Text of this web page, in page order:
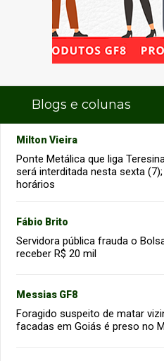
Blogs e colunas
Milton Vieira
Ponte Metálica que liga
será interditada nesta sexta
horários
Fábio Brito
Servidora pública frauda o
receber R$ 20 mil
Messias GF8
Foragido suspeito de matar
facadas em Goiás é preso no